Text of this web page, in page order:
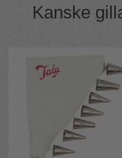
Färg:Röd & omålat
Tillverkare:Tala
Kimi AB
Kanske